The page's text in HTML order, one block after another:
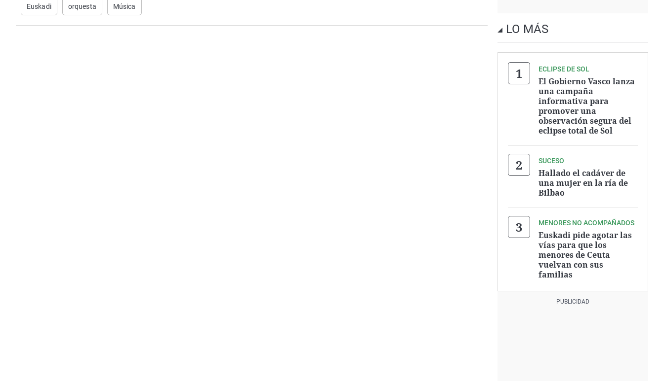
Euskadi orquesta Música
LO MÁS
ECLIPSE DE SOL
El Gobierno Vasco lanza
una campaña
informativa para
promover una
observación segura del
eclipse total de Sol
SUCESO
Hallado el cadáver de
una mujer en la ría de
Bilbao
MENORES NO ACOMPAÑADOS
Euskadi pide agotar las
vías para que los
menores de Ceuta
vuelvan con sus
familias